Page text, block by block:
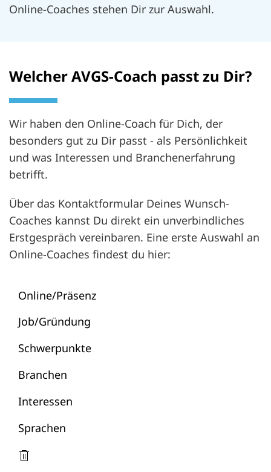
Online-Coaches stehen Dir zur Auswahl.
Welcher AVGS-Coach passt zu Dir?
Wir haben den Online-Coach für Dich, der
besonders gut zu Dir passt - als Persönlichkeit
und was Interessen und Branchenerfahrung
betrifft.
Über das Kontaktformular Deines Wunsch-
Coaches kannst Du direkt ein unverbindliches
Erstgespräch vereinbaren. Eine erste Auswahl an
Online-Coaches findest du hier:
Online/Präsenz
Job/Gründung
Schwerpunkte
Branchen
Interessen
Sprachen